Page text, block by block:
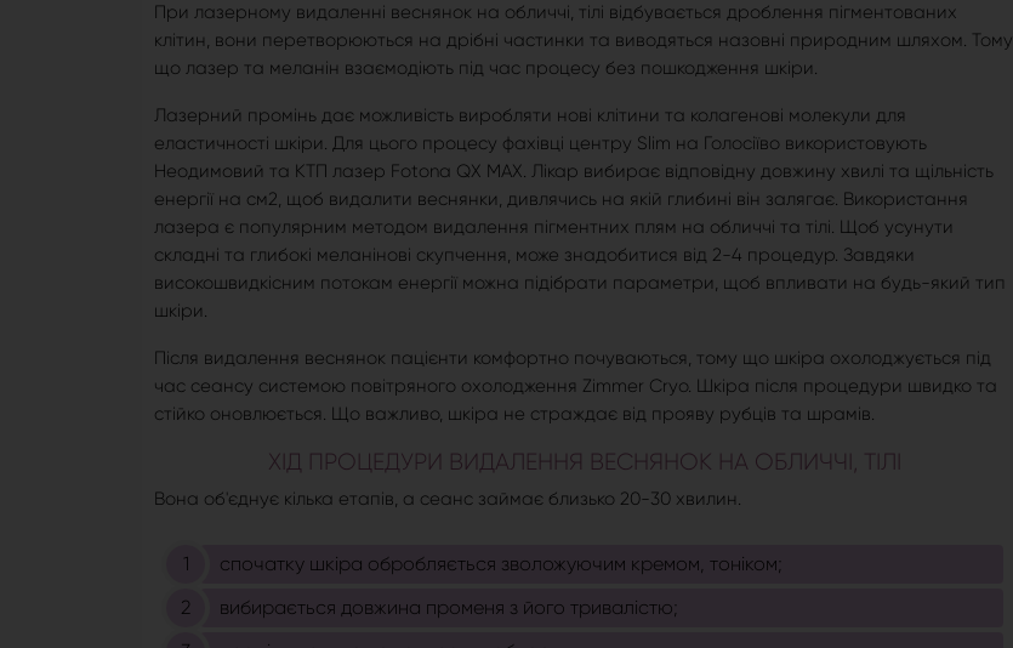
При лазерному видаленні веснянок на обличчі, тілі відбувається дроблення пігментованих
клітин, вони перетворюються на дрібні частинки та виводяться назовні природним шляхом. Тому
що лазер та меланін взаємодіють під час процесу без пошкодження шкіри.
Лазерний промінь дає можливість виробляти нові клітини та колагенові молекули для
еластичності шкіри. Для цього процесу фахівці центру Slim на Голосіїво використовують
Неодимовий та КТП лазер Fotona QX MAX. Лікар вибирає відповідну довжину хвилі та щільність
енергії на см2, щоб видалити веснянки, дивлячись на якій глибині він залягає. Використання
лазера є популярним методом видалення пігментних плям на обличчі та тілі. Щоб усунути
складні та глибокі меланінові скупчення, може знадобитися від 2-4 процедур. Завдяки
високошвидкісним потокам енергії можна підібрати параметри, щоб впливати на будь-який тип
шкіри.
Після видалення веснянок пацієнти комфортно почуваються, тому що шкіра охолоджується під
час сеансу системою повітряного охолодження Zimmer Cryo. Шкіра після процедури швидко та
стійко оновлюється. Що важливо, шкіра не страждає від прояву рубців та шрамів.
ХІД ПРОЦЕДУРИ ВИДАЛЕННЯ ВЕСНЯНОК НА ОБЛИЧЧІ, ТІЛІ
Вона об'єднує кілька етапів, а сеанс займає близько 20-30 хвилин.
спочатку шкіра обробляється зволожуючим кремом, тоніком;
вибирається довжина променя з його тривалістю;